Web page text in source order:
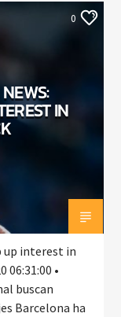
0
IN
up interest in
•
buscan
Barcelona ha